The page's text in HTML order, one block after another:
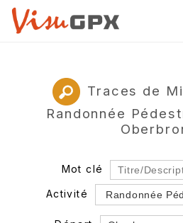
Traces de
Randonnée
Mot clé
Activité